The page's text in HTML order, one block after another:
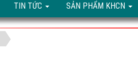
TIN TỨC SẢN PHẨM KHCN